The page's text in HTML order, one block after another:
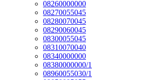
08260000000
08270055045
08280070045
08290060045
08300055045
08310070040
08340000000
08380000000/1
08960055030/1